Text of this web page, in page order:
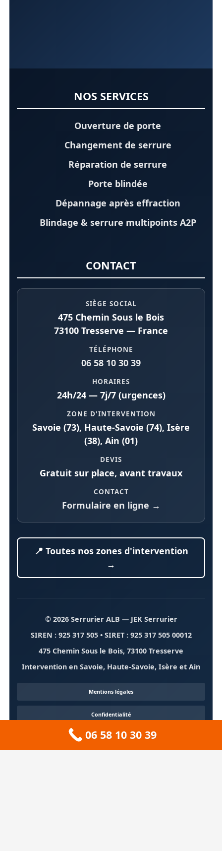
NOS SERVICES
Ouverture de porte
Changement de serrure
Réparation de serrure
Porte blindée
Dépannage après effraction
Blindage & serrure multipoints A2P
CONTACT
SIÈGE SOCIAL
475 Chemin Sous le Bois
73100 Tresserve — France
TÉLÉPHONE
06 58 10 30 39
HORAIRES
24h/24 — 7j/7 (urgences)
ZONE D'INTERVENTION
Savoie (73), Haute-Savoie (74), Isère
(38), Ain (01)
DEVIS
Gratuit sur place, avant travaux
CONTACT
Formulaire en ligne →
📍 Toutes nos zones d'intervention
→
© 2026 Serrurier ALB — JEK Serrurier
SIREN : 925 317 505 • SIRET : 925 317 505 00012
475 Chemin Sous le Bois, 73100 Tresserve
Intervention en Savoie, Haute-Savoie, Isère et Ain
Mentions légales
Confidentialité
Contact
06 58 10 30 39